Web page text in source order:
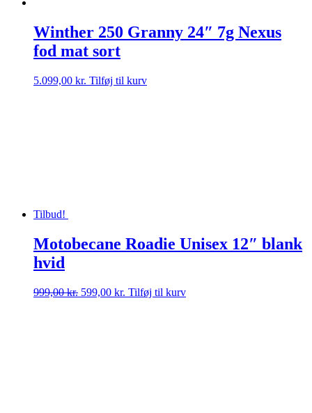
Winther 250 Granny 24″ 7g Nexus
fod mat sort
5.099,00 kr. Tilføj til kurv
Tilbud!
Motobecane Roadie Unisex 12″ blank
hvid
999,00kr. Den
599,00 kr. Den
Tilføj til kurv